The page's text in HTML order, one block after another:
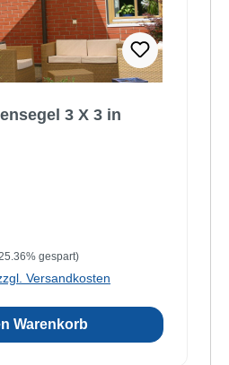
3 X 3 in
Preis: gespart)
Versandkosten
Warenkorb